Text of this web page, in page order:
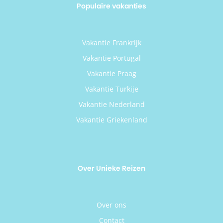
Populaire vakanties
Vakantie Frankrijk
Vakantie Portugal
Vakantie Praag
Vakantie Turkije
Vakantie Nederland
Vakantie Griekenland
Over Unieke Reizen
Over ons
Contact